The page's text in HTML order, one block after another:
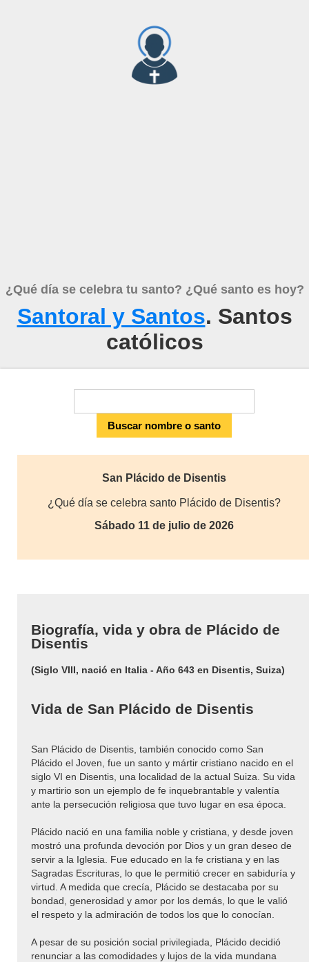
¿Qué día se celebra tu santo? ¿Qué santo es hoy?
Santoral y Santos. Santos
católicos
San Plácido de Disentis
¿Qué día se celebra santo Plácido de Disentis?
Sábado 11 de julio de 2026
Biografía, vida y obra de Plácido de
Disentis
(Siglo VIII, nació en Italia - Año 643 en Disentis, Suiza)
Vida de San Plácido de Disentis
San Plácido de Disentis, también conocido como San
Plácido el Joven, fue un santo y mártir cristiano nacido en el
siglo VI en Disentis, una localidad de la actual Suiza. Su vida
y martirio son un ejemplo de fe inquebrantable y valentía
ante la persecución religiosa que tuvo lugar en esa época.
Plácido nació en una familia noble y cristiana, y desde joven
mostró una profunda devoción por Dios y un gran deseo de
servir a la Iglesia. Fue educado en la fe cristiana y en las
Sagradas Escrituras, lo que le permitió crecer en sabiduría y
virtud. A medida que crecía, Plácido se destacaba por su
bondad, generosidad y amor por los demás, lo que le valió
el respeto y la admiración de todos los que lo conocían.
A pesar de su posición social privilegiada, Plácido decidió
renunciar a las comodidades y lujos de la vida mundana